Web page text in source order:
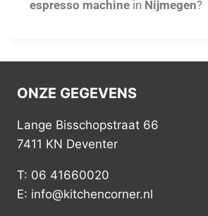
espresso machine in Nijmegen?
ONZE GEGEVENS
Lange Bisschopstraat 66
7411 KN Deventer
T: 06 41660020
E: info@kitchencorner.nl